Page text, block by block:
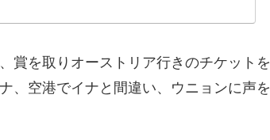
賞を取りオーストリア行きのチケットを
、空港でイナと間違い、ウニョンに声を